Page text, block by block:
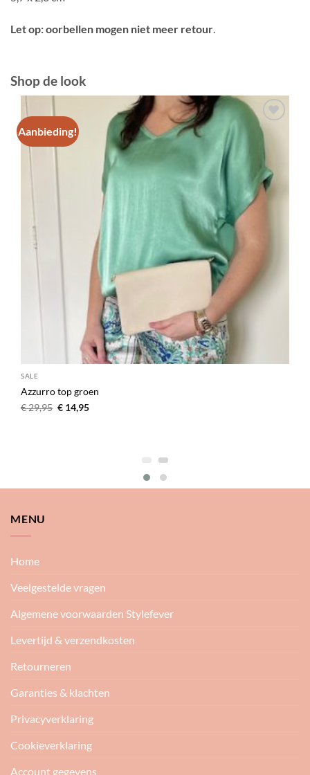
Let op: oorbellen mogen niet meer retour.
Shop de look
Aanbieding!
Toevoegen
aan
verlanglijst
SALE
Azzurro top groen
€29,95 Oorspronkelijke
prijs
€ 14,95Huidige
MENU
Home
Veelgestelde vragen
Algemene voorwaarden Stylefever
Levertijd & verzendkosten
Retourneren
Garanties & klachten
Privacyverklaring
Cookieverklaring
Account gegevens